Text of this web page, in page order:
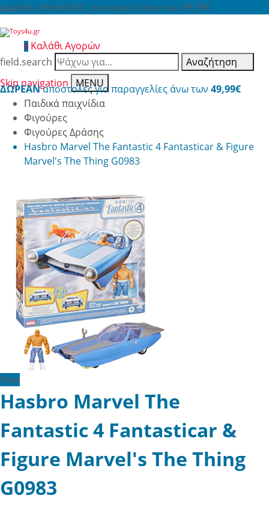
Δωρεάν Αποστολές για αγορές άνω των 49,99€
0 Καλάθι Αγορών
field.search
Αναζήτηση
Skip navigation
MENU
ΔΩΡΕΑΝαποστολές για παραγγελίες άνω των 49,99€
Παιδικά παιχνίδια
Φιγούρες
Φιγούρες Δράσης
Hasbro Marvel The Fantastic 4 Fantasticar & Figure
Marvel's The Thing G0983
New
Hasbro Marvel The
Fantastic 4 Fantasticar &
Figure Marvel's The Thing
G0983